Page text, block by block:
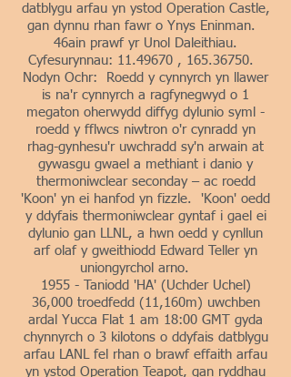
datblygu arfau yn ystod Operation Castle,
gan dynnu rhan fawr o Ynys Eninman.
46ain prawf yr Unol Daleithiau.
Cyfesurynnau: 11.49670 , 165.36750.
Nodyn Ochr: Roedd y cynnyrch yn llawer
is na'r cynnyrch a ragfynegwyd o 1
megaton oherwydd diffyg dylunio syml -
roedd y fflwcs niwtron o'r cynradd yn
rhag-gynhesu'r uwchradd sy'n arwain at
gywasgu gwael a methiant i danio y
thermoniwclear seconday – ac roedd
'Koon' yn ei hanfod yn fizzle. 'Koon' oedd
y ddyfais thermoniwclear gyntaf i gael ei
dylunio gan LLNL, a hwn oedd y cynllun
arf olaf y gweithiodd Edward Teller yn
uniongyrchol arno.
1955 - Taniodd 'HA' (Uchder Uchel)
36,000 troedfedd (11,160m) uwchben
ardal Yucca Flat 1 am 18:00 GMT gyda
chynnyrch o 3 kilotons o ddyfais datblygu
arfau LANL fel rhan o brawf effaith arfau
yn ystod Operation Teapot, gan ryddhau